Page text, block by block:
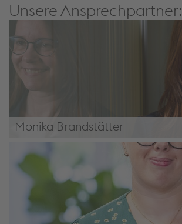
Unsere Ansprechpartner:
Monika Brandstätter